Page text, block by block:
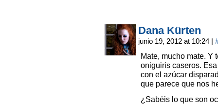
Dana Kürten
junio 19, 2012 at 10:24 |
Mate, mucho mate. Y
oniguiris caseros.
con el azúcar
que parece que nos
¿Sabéis lo que son